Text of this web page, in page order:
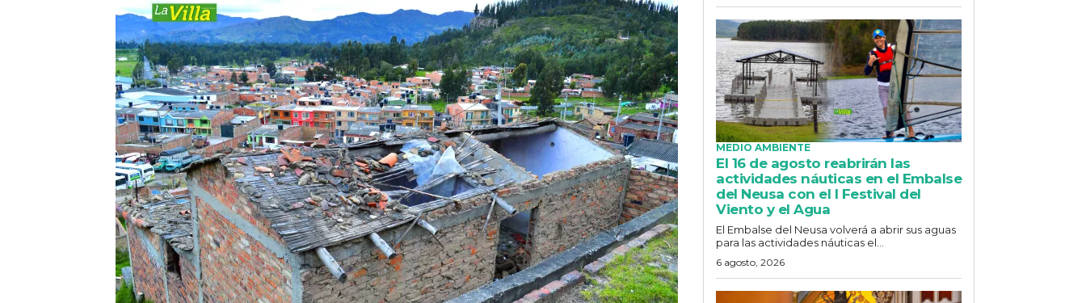
MEDIO AMBIENTE
El 16 de agosto reabrirán las
actividades náuticas en el Embalse
del Neusa con el I Festival del
Viento y el Agua
El Embalse del Neusa volverá a abrir sus aguas
para las actividades náuticas el...
6 agosto, 2026